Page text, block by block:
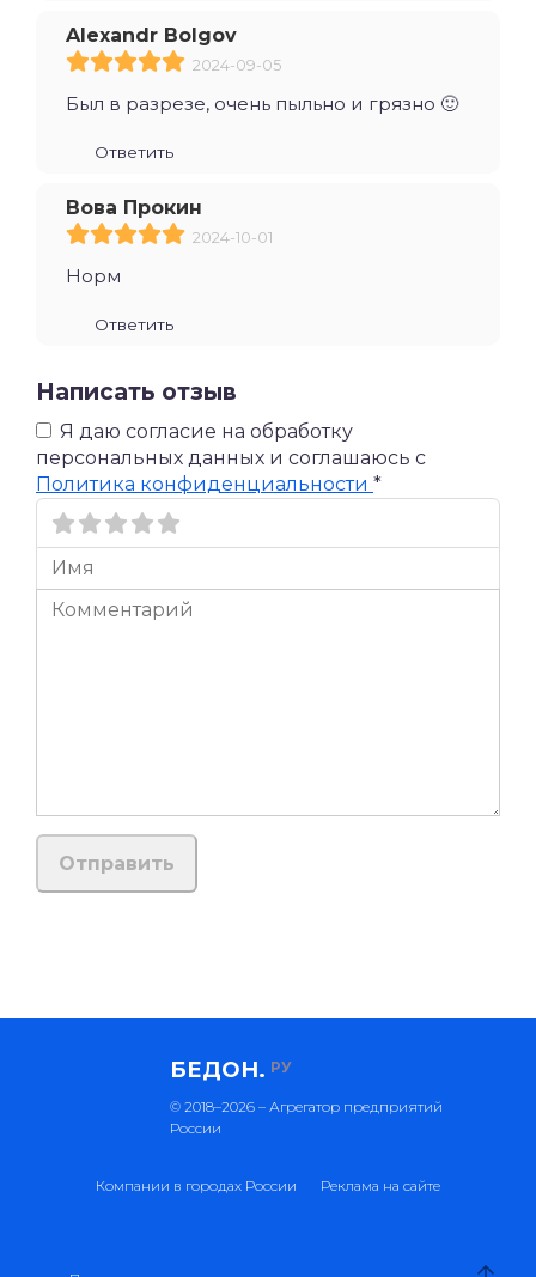
Alexandr Bolgov
2024-09-05
Был в разрезе, очень пыльно и грязно 🙂
Ответить
Вова Прокин
2024-10-01
Норм
Ответить
Написать отзыв
Я даю согласие на обработку
персональных данных и соглашаюсь c
Политика конфиденциальности *
БЕДОН. РУ
© 2018–2026 – Агрегатор предприятий
России
Компании в городах России Реклама на сайте